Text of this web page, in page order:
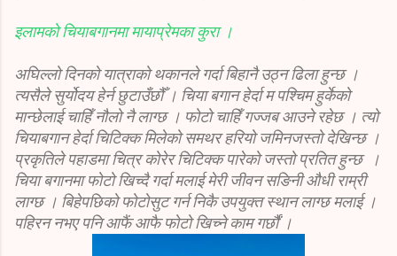
इलामको चियाबगानमा मायाप्रेमका कुरा ।
अघिल्लो दिनको यात्राको थकानले गर्दा बिहानै उठ्न ढिला हुन्छ ।
त्यसैले सुर्योदय हेर्न छुटाउँछौँ । चिया बगान हेर्दा म पश्चिम हुर्केको
मान्छेलाई चाहिँ नौलो नै लाग्छ । फोटो चाहिँ गज्जब आउने रहेछ । त्यो
चियाबगान हेर्दा चिटिक्क मिलेको समथर हरियो जमिनजस्तो देखिन्छ ।
प्रकृतिले पहाडमा चित्र कोरेर चिटिक्क पारेको जस्तो प्रतित हुन्छ ।
चिया बगानमा फोटो खिच्दै गर्दा मलाई मेरी जीवन सङिनी औधी राम्री
लाग्छ । बिहेपछिको फोटोसुट गर्न निकै उपयुक्त स्थान लाग्छ मलाई ।
पहिरन नभए पनि आफैं आफै फोटो खिच्ने काम गर्छौं ।